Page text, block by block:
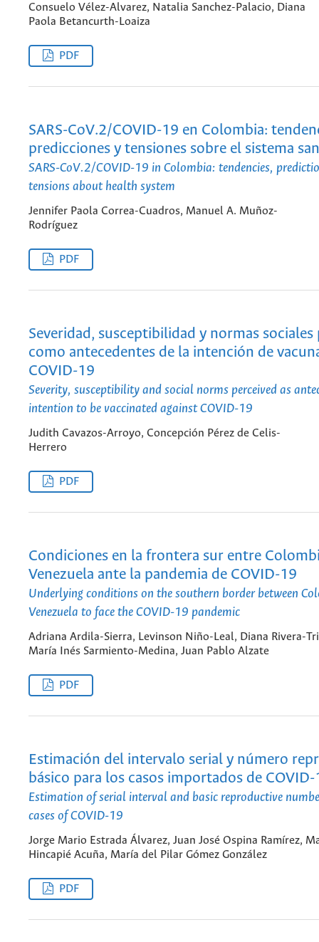
Consuelo Vélez-Alvarez, Natalia Sanchez-Palacio, Diana
Paola Betancurth-Loaiza
PDF
SARS-CoV.2/COVID-19 en Colombia:
predicciones y tensiones sobre el sistema
SARS-CoV.2/COVID-19 in Colombia: tendencies,
tensions about health system
Jennifer Paola Correa-Cuadros, Manuel A. Muñoz-
Rodríguez
PDF
Severidad, susceptibilidad y normas sociales
como antecedentes de la intención de
COVID-19
Severity, susceptibility and social norms perceived as
intention to be vaccinated against COVID-19
Judith Cavazos-Arroyo, Concepción Pérez de Celis-
Herrero
PDF
Condiciones en la frontera sur entre
Venezuela ante la pandemia de COVID-19
Underlying conditions on the southern border between
Venezuela to face the COVID-19 pandemic
Adriana Ardila-Sierra, Levinson Niño-Leal, Diana Rivera-
María Inés Sarmiento-Medina, Juan Pablo Alzate
PDF
Estimación del intervalo serial y número
básico para los casos importados de COVID-
Estimation of serial interval and basic reproductive
cases of COVID-19
Jorge Mario Estrada Álvarez, Juan José Ospina Ramírez,
Hincapié Acuña, María del Pilar Gómez González
PDF